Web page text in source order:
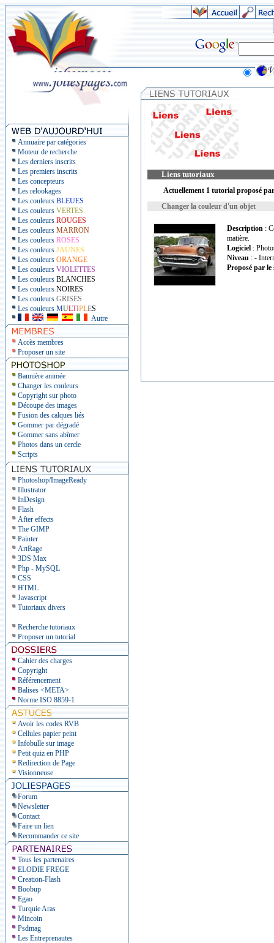
Annuaire par catégories
Moteur de recherche
Les derniers inscrits
Les premiers inscrits
Les concepteurs
Les relookages
Les couleurs BLEUES
Les couleurs VERTES
Les couleurs ROUGES
Les couleurs MARRON
Les couleurs ROSES
Les couleurs JAUNES
Les couleurs ORANGE
Les couleurs VIOLETTES
Les couleurs BLANCHES
Les couleurs NOIRES
Les couleurs GRISES
Les couleurs MULTIPLES
Autre
Accès membres
Proposer un site
Bannière animée
Changer les couleurs
Copyright sur photo
Découpe des images
Fusion des calques liés
Gommer par dégradé
Gommer sans abîmer
Photos dans un cercle
Scripts
Photoshop/ImageReady
Illustrator
InDesign
Flash
After effects
The GIMP
Painter
ArtRage
3DS Max
Php - MySQL
CSS
HTML
Javascript
Tutoriaux divers
Recherche tutoriaux
Proposer un tutorial
Cahier des charges
Copyright
Référencement
Balises <META>
Norme ISO 8859-1
Avoir les codes RVB
Cellules papier peint
Infobulle sur image
Petit quiz en PHP
Redirection de Page
Visionneuse
Forum
Newsletter
Contact
Faire un lien
Recommander ce site
Tous les partenaires
ELODIE FREGE
Creation-Flash
Boobup
Egao
Turquie Aras
Mincoin
Psdmag
Les Entreprenautes
Liens tutoriaux
Actuellement 1 tutorial proposé
Changer la couleur d'un objet
Description :
matière.
Logiciel :
Niveau : -
Proposé par le